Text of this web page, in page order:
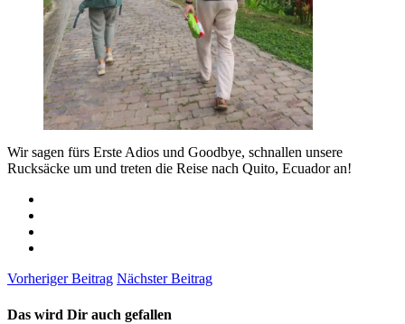
Wir sagen fürs Erste Adios und Goodbye, schnallen unsere
Rucksäcke um und treten die Reise nach Quito, Ecuador an!
Vorheriger Beitrag Nächster Beitrag
Das wird Dir auch gefallen